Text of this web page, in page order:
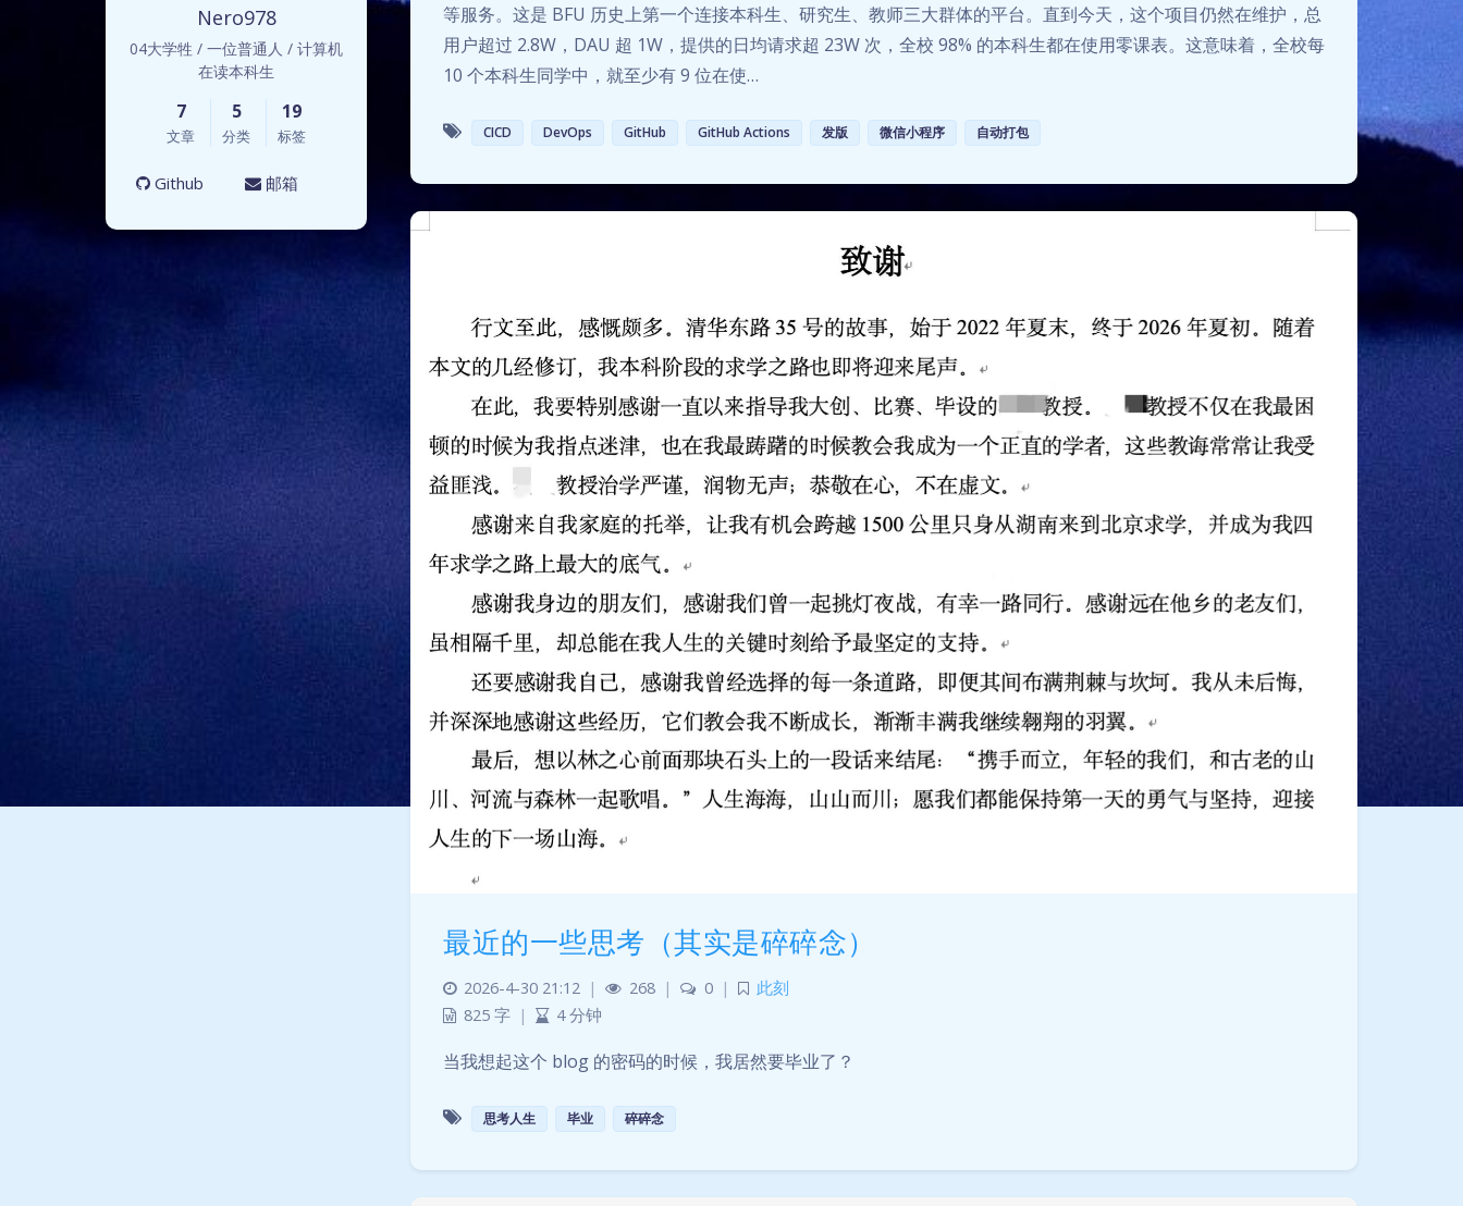
Nero978
04大学牲 / 一位普通人 / 计算机
在读本科生
7
文章
5
分类
19
标签
Github 邮箱
等服务。这是 BFU 历史上第一个连接本科生、研究生、教师三大群体的平台。直到今天，这个项目仍然在维护，总
用户超过 2.8W，DAU 超 1W，提供的日均请求超 23W 次，全校 98% 的本科生都在使用零课表。这意味着，全校每
10 个本科生同学中，就至少有 9 位在使…
CICD DevOps GitHub GitHub Actions 发版 微信小程序 自动打包
最近的一些思考（其实是碎碎念）
2026-4-30 21:12 | 268 | 0 |
此刻
825 字 | 4 分钟
当我想起这个 blog 的密码的时候，我居然要毕业了？
思考人生 毕业 碎碎念